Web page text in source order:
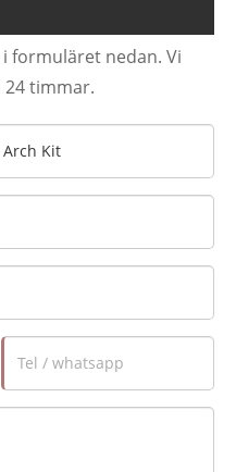
formuläret nedan. Vi
timmar.